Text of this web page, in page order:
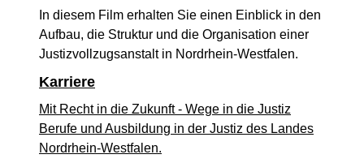
In diesem Film erhalten Sie einen Einblick in den
Aufbau, die Struktur und die Organisation einer
Justizvollzugsanstalt in Nordrhein-Westfalen.
Karriere
Mit Recht in die Zukunft - Wege in die Justiz
Berufe und Ausbildung in der Justiz des Landes
Nordrhein-Westfalen.